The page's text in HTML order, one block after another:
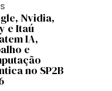
Nvidia,
e Itaú
IA,
e
no SP2B